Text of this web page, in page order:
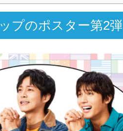
プのポスター第2弾